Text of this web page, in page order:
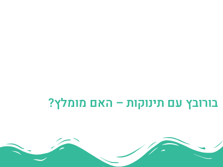
בורובץ עם תינוקות – האם מומלץ?